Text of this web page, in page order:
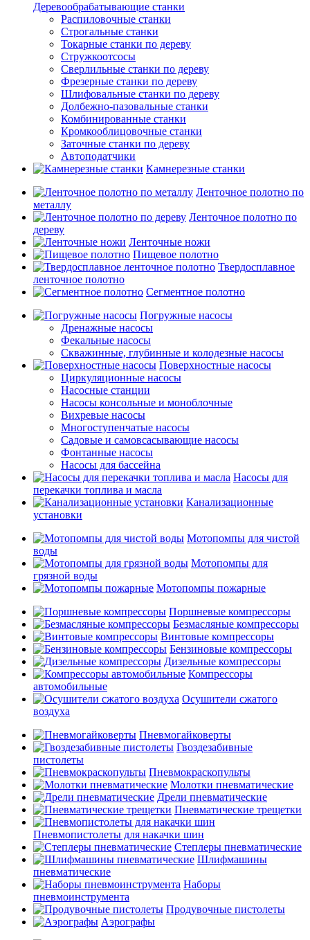
Деревообрабатывающие станки
Распиловочные станки
Строгальные станки
Токарные станки по дереву
Стружкоотсосы
Сверлильные станки по дереву
Фрезерные станки по дереву
Шлифовальные станки по дереву
Долбежно-пазовальные станки
Комбинированные станки
Кромкооблицовочные станки
Заточные станки по дереву
Автоподатчики
Камнерезные станки
Ленточное полотно по
металлу
Ленточное полотно по
дереву
Ленточные ножи
Пищевое полотно
Твердосплавное
ленточное полотно
Сегментное полотно
Погружные насосы
Дренажные насосы
Фекальные насосы
Скважинные, глубинные и колодезные насосы
Поверхностные насосы
Циркуляционные насосы
Насосные станции
Насосы консольные и моноблочные
Вихревые насосы
Многоступенчатые насосы
Садовые и самовсасывающие насосы
Фонтанные насосы
Насосы для бассейна
Насосы для
перекачки топлива и масла
Канализационные
установки
Мотопомпы для чистой
воды
Мотопомпы для
грязной воды
Мотопомпы пожарные
Поршневые компрессоры
Безмасляные компрессоры
Винтовые компрессоры
Бензиновые компрессоры
Дизельные компрессоры
Компрессоры
автомобильные
Осушители сжатого
воздуха
Пневмогайковерты
Гвоздезабивные
пистолеты
Пневмокраскопульты
Молотки пневматические
Дрели пневматические
Пневматические трещетки
Пневмопистолеты для накачки шин
Степлеры пневматические
Шлифмашины
пневматические
Наборы
пневмоинструмента
Продувочные пистолеты
Аэрографы